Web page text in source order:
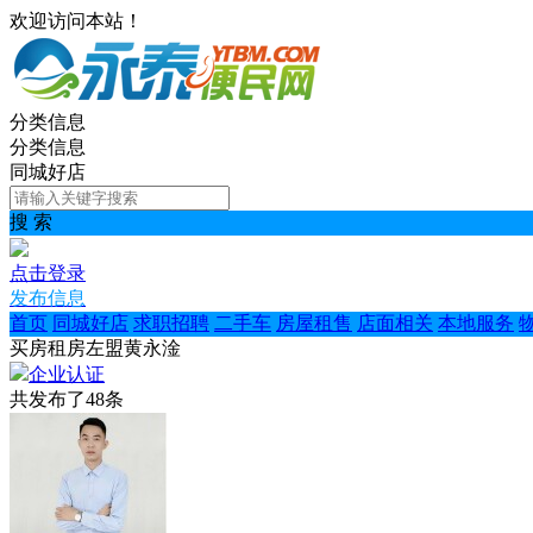
欢迎访问本站！
分类信息
分类信息
同城好店
搜 索
点击登录
发布信息
首页 同城好店 求职招聘 二手车 房屋租售 店面相关 本地服务
买房租房左盟黄永淦
企业认证
共发布了48条